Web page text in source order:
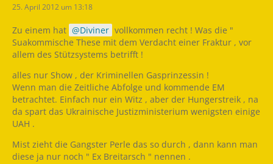
25. April 2012 um 13:18
Zu einem hat Diviner vollkommen recht ! Was die "
Suakommische These mit dem Verdacht einer Fraktur , vor
allem des Stützsystems betrifft !
alles nur Show , der Kriminellen Gasprinzessin !
Wenn man die Zeitliche Abfolge und kommende EM
betrachtet. Einfach nur ein Witz , aber der Hungerstreik , na
da spart das Ukrainische Justizministerium wenigsten einige
UAH .
Mist zieht die Gangster Perle das so durch , dann kann man
diese ja nur noch " Ex Breitarsch " nennen .